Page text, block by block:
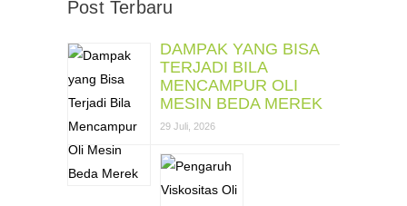
Post Terbaru
DAMPAK YANG BISA
TERJADI BILA
MENCAMPUR OLI
MESIN BEDA MEREK
29 Juli, 2026